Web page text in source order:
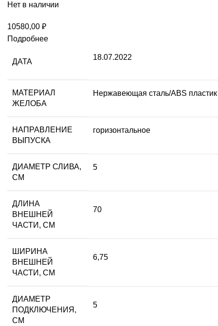
Нет в наличии
10580,00 ₽
Подробнее
ДАТА
18.07.2022
МАТЕРИАЛ
ЖЕЛОБА
Нержавеющая сталь/ABS пластик
НАПРАВЛЕНИЕ
ВЫПУСКА
горизонтальное
ДИАМЕТР СЛИВА,
СМ
5
ДЛИНА
ВНЕШНЕЙ
ЧАСТИ, СМ
70
ШИРИНА
ВНЕШНЕЙ
ЧАСТИ, СМ
6,75
ДИАМЕТР
ПОДКЛЮЧЕНИЯ,
СМ
5